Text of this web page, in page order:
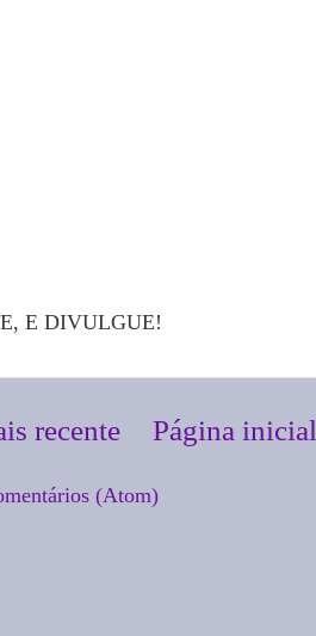
E DIVULGUE!
recente Página inicial
(Atom)